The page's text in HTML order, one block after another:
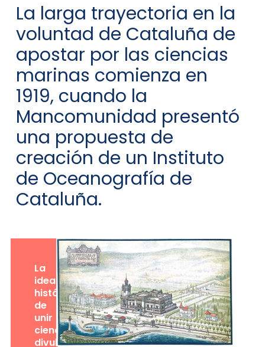
La larga trayectoria en la
voluntad de Cataluña de
apostar por las ciencias
marinas comienza en
1919, cuando la
Mancomunidad presentó
una propuesta de
creación de un Instituto
de Oceanografía de
Cataluña.
La
idea
histórica
de
unir
ciencia,
divulgación